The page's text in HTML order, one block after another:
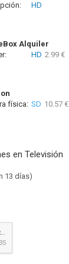
HD
Alquiler
HD 2.99 €
física: SD 10.57 €
en Televisión
13 días)
Enemigo a las puertas